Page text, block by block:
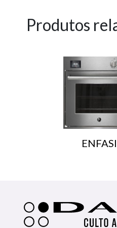
Produtos
ENFASI